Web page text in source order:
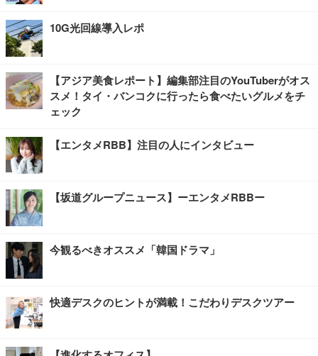
10G光回線導入レポ
【アジア美食レポート】編集部注目のYouTuberがオス
スメ！タイ・バンコクに行ったら食べたいグルメをチ
ェック
【エンタメRBB】注目の人にインタビュー
【坂道グループニュース】ーエンタメRBBー
今観るべきオススメ「韓国ドラマ」
快適デスクのヒントが満載！こだわりデスクツアー